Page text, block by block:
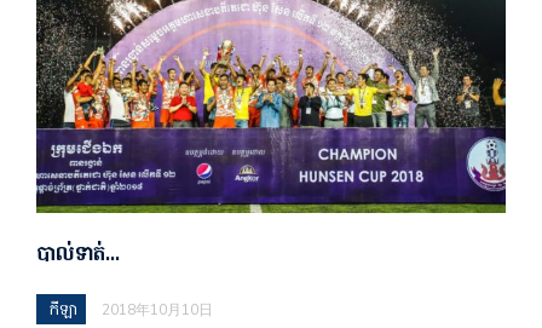
បាល់ទាត់…
កីឡា 2018年10月10日